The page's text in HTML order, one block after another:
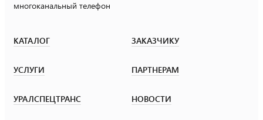
многоканальный телефон
КАТАЛОГ ЗАКАЗЧИКУ
УСЛУГИ ПАРТНЕРАМ
УРАЛСПЕЦТРАНС НОВОСТИ